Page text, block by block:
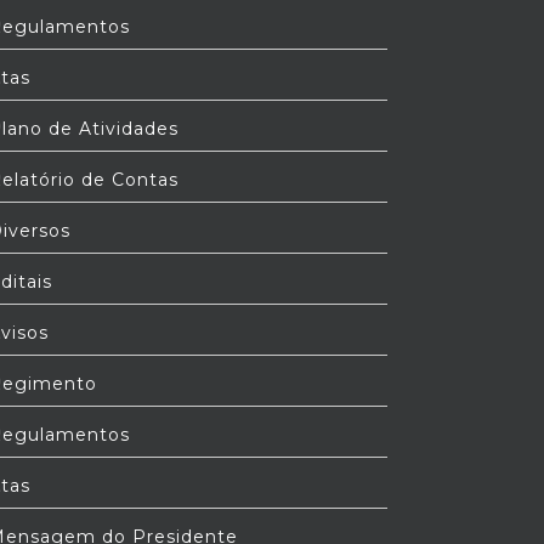
de Atividades
de Contas
do Presidente